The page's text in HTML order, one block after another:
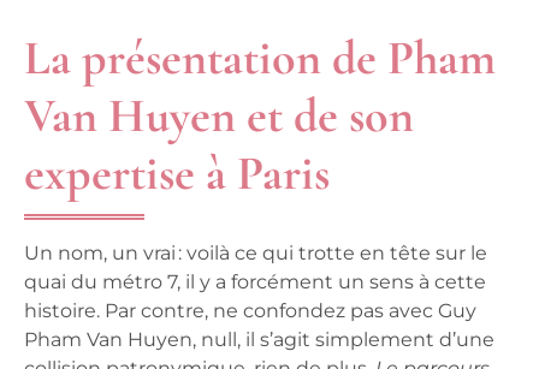
La présentation de Pham
Van Huyen et de son
expertise à Paris
Un nom, un vrai : voilà ce qui trotte en tête sur le
quai du métro 7, il y a forcément un sens à cette
histoire. Par contre, ne confondez pas avec Guy
Pham Van Huyen, null, il s’agit simplement d’une